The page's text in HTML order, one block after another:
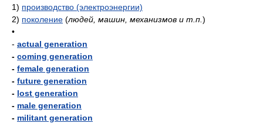
1) производство (электроэнергии)
2) поколение (людей, машин, механизмов и т.п. )
•
- actual generation
- coming generation
- female generation
- future generation
- lost generation
- male generation
- militant generation